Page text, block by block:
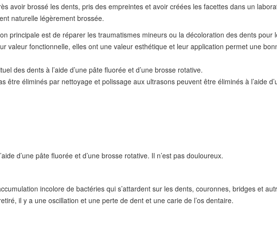
avoir brossé les dents, pris des empreintes et avoir créées les facettes dans un
naturelle légèrement brossée.
principale est de réparer les traumatismes mineurs ou la décoloration des dents
valeur fonctionnelle, elles ont une valeur esthétique et leur application permet une
des dents à l’aide d’une pâte fluorée et d’une brosse rotative.
être éliminés par nettoyage et polissage aux ultrasons peuvent être éliminés à l’aide
d’une pâte fluorée et d’une brosse rotative. Il n’est pas douloureux.
incolore de bactéries qui s’attardent sur les dents, couronnes, bridges et
il y a une oscillation et une perte de dent et une carie de l’os dentaire.